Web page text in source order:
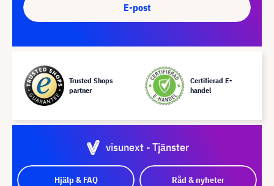
E-post
Trusted Shops
partner
Certifierad E-
handel
visunext - Tjänster
Hjälp & FAQ Råd & nyheter